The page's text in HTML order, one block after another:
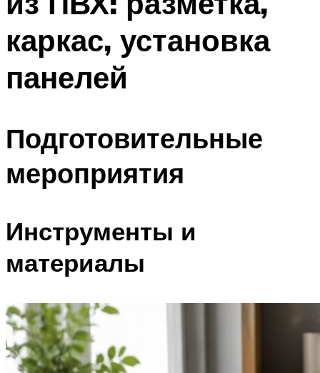
каркас, установка
панелей
Подготовительные
мероприятия
Инструменты и
материалы